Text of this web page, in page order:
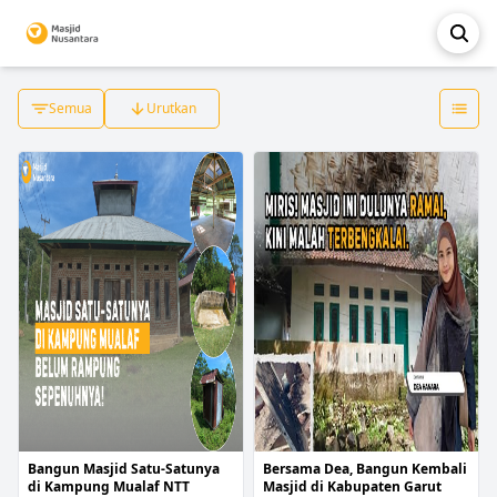
Semua Urutkan
Bangun Masjid Satu-Satunya
di Kampung Mualaf NTT
Bersama Dea, Bangun Kembali
Masjid di Kabupaten Garut